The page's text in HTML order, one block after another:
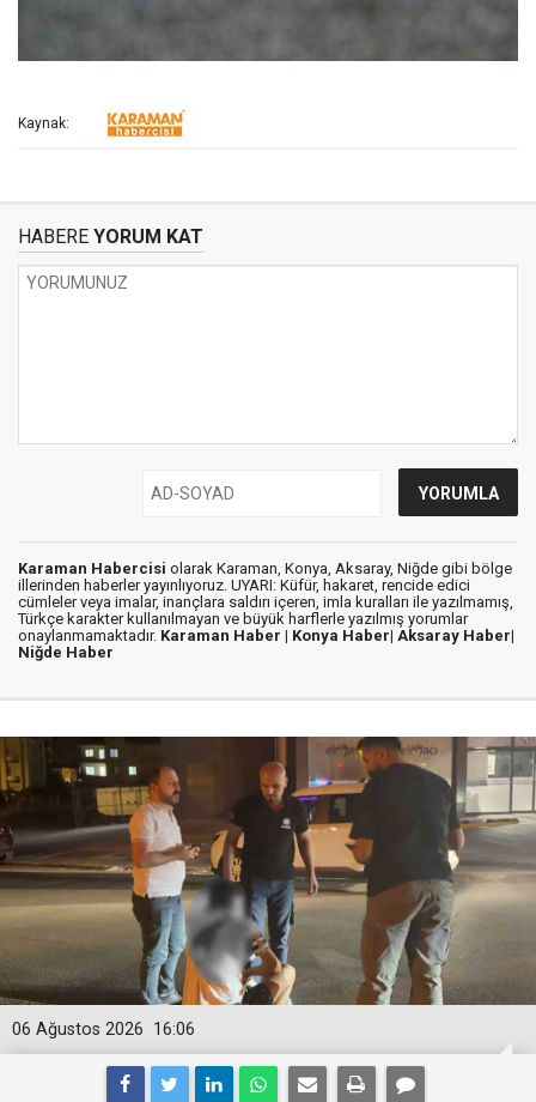
Kaynak:
HABERE YORUM KAT
Karaman Habercisi olarak Karaman, Konya, Aksaray, Niğde gibi bölge
illerinden haberler yayınlıyoruz. UYARI: Küfür, hakaret, rencide edici
cümleler veya imalar, inançlara saldırı içeren, imla kuralları ile yazılmamış,
Türkçe karakter kullanılmayan ve büyük harflerle yazılmış yorumlar
onaylanmamaktadır. Karaman Haber | Konya Haber| Aksaray Haber|
Niğde Haber
16:06
06 Ağustos 2026